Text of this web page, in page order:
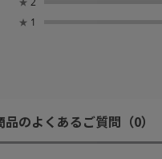
★ 1
品のよくあるご質問 （0）